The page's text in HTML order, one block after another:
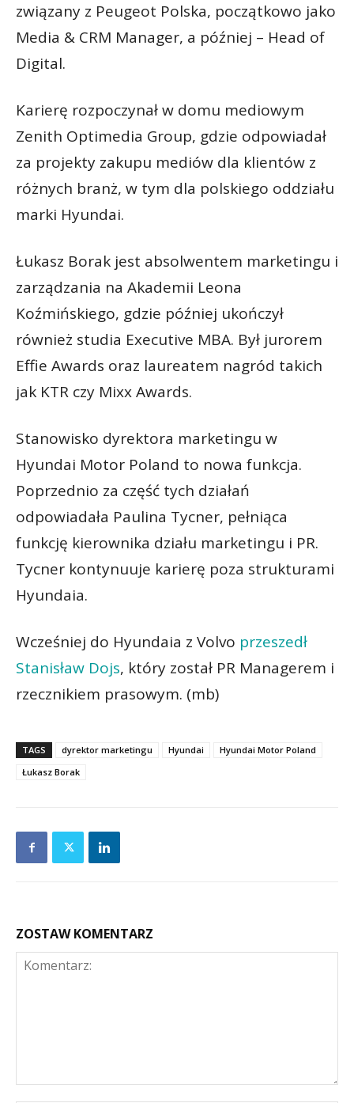
związany z Peugeot Polska, początkowo jako
Media & CRM Manager, a później – Head of
Digital.
Karierę rozpoczynał w domu mediowym
Zenith Optimedia Group, gdzie odpowiadał
za projekty zakupu mediów dla klientów z
różnych branż, w tym dla polskiego oddziału
marki Hyundai.
Łukasz Borak jest absolwentem marketingu i
zarządzania na Akademii Leona
Koźmińskiego, gdzie później ukończył
również studia Executive MBA. Był jurorem
Effie Awards oraz laureatem nagród takich
jak KTR czy Mixx Awards.
Stanowisko dyrektora marketingu w
Hyundai Motor Poland to nowa funkcja.
Poprzednio za część tych działań
odpowiadała Paulina Tycner, pełniąca
funkcję kierownika działu marketingu i PR.
Tycner kontynuuje karierę poza strukturami
Hyundaia.
Wcześniej do Hyundaia z Volvo przeszedł
Stanisław Dojs, który został PR Managerem i
rzecznikiem prasowym. (mb)
TAGS dyrektor marketingu Hyundai
Hyundai Motor Poland
Łukasz Borak
ZOSTAW KOMENTARZ